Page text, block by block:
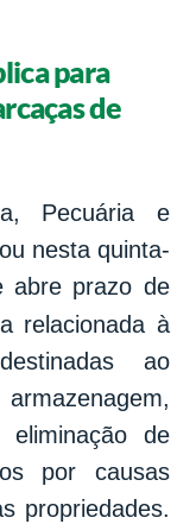
para
de
Pecuária e
nesta quinta-
abre prazo de
relacionada à
ao
eliminação de
por causas
propriedades.